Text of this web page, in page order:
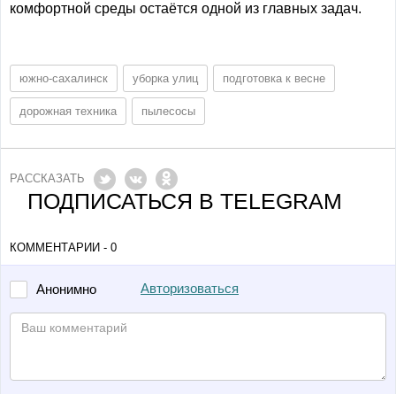
комфортной среды остаётся одной из главных задач.
южно-сахалинск уборка улиц подготовка к весне
дорожная техника пылесосы
РАССКАЗАТЬ
ПОДПИСАТЬСЯ В TELEGRAM
КОММЕНТАРИИ - 0
Анонимно Авторизоваться